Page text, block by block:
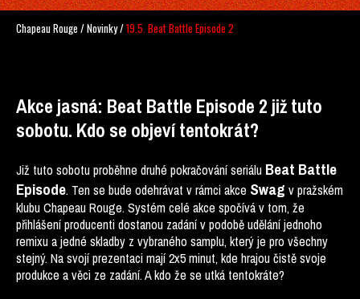
Chapeau Rouge /Novinky/19.5. Beat Battle Episode 2
Akce jasná: Beat Battle Episode 2 již tuto
sobotu. Kdo se objeví tentokrát?
Již tuto sobotu proběhne druhé pokračování seriálu Beat Battle
Episode. Ten se bude odehrávat v rámci akce Swag v pražském
klubu Chapeau Rouge. Systém celé akce spočívá v tom, že
přihlášení producenti dostanou zadání v podobě udělání jednoho
remixu a jedné skladby z vybraného samplu, který je pro všechny
stejný. Na svojí prezentaci mají 2x5 minut, kde hrajou čistě svoje
produkce a věci ze zadání. A kdo že se utká tentokráte?